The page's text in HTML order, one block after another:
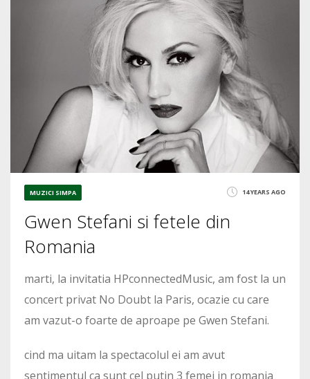
MUZICI SIMPA 14 YEARS AGO
Gwen Stefani si fetele din
Romania
marti, la invitatia HPconnectedMusic, am fost la un
concert privat No Doubt la Paris, ocazie cu care
am vazut-o foarte de aproape pe Gwen Stefani.
cind ma uitam la spectacolul ei am avut
sentimentul ca sunt cel putin 3 femei in romania